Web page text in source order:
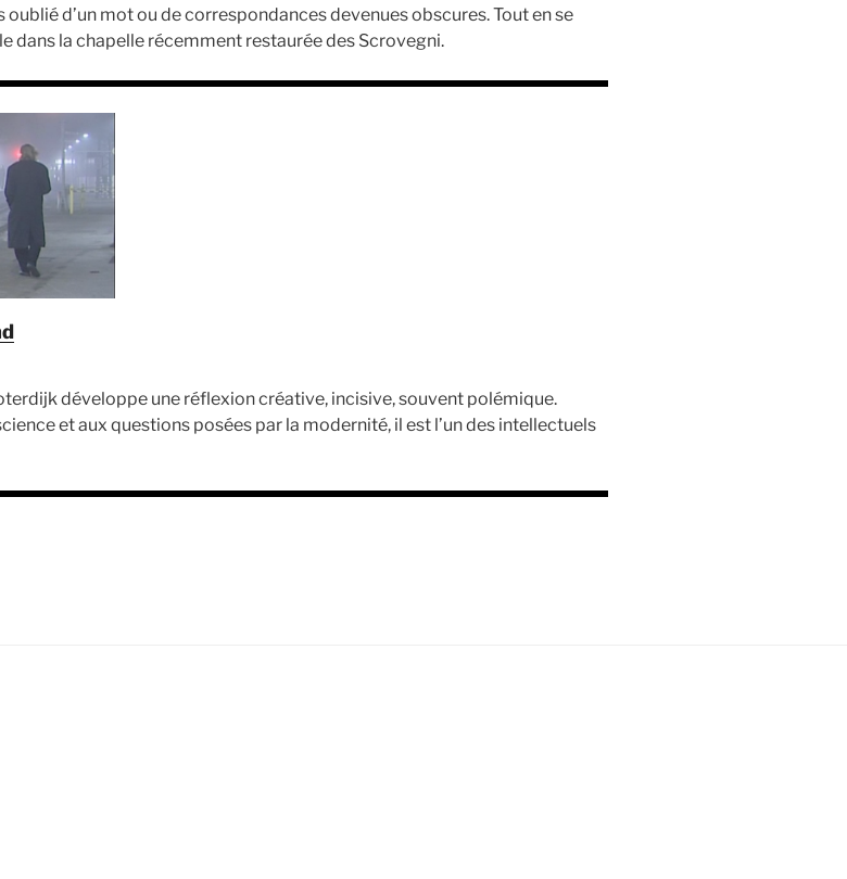
d’un mot ou de correspondances devenues obscures. Tout en se
dans la chapelle récemment restaurée des Scrovegni.
développe une réflexion créative, incisive, souvent polémique.
et aux questions posées par la modernité, il est l’un des intellectuels